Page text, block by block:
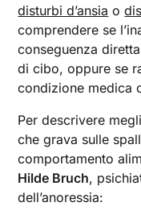
disturbi d’ansia o
comprendere se
conseguenza
di cibo, oppure se
condizione medica
Per descrivere
che grava sulle
comportamento
Hilde Bruch,
dell’anoressia: